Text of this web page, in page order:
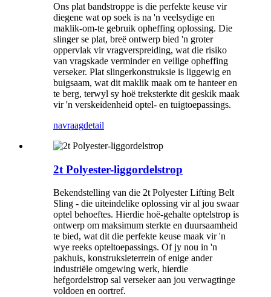
Ons plat bandstroppe is die perfekte keuse vir
diegene wat op soek is na 'n veelsydige en
maklik-om-te gebruik opheffing oplossing. Die
slinger se plat, breë ontwerp bied 'n groter
oppervlak vir vragverspreiding, wat die risiko
van vragskade verminder en veilige opheffing
verseker. Plat slingerkonstruksie is liggewig en
buigsaam, wat dit maklik maak om te hanteer en
te berg, terwyl sy hoë treksterkte dit geskik maak
vir 'n verskeidenheid optel- en tuigtoepassings.
navraagdetail
2t Polyester-liggordelstrop
Bekendstelling van die 2t Polyester Lifting Belt
Sling - die uiteindelike oplossing vir al jou swaar
optel behoeftes. Hierdie hoë-gehalte optelstrop is
ontwerp om maksimum sterkte en duursaamheid
te bied, wat dit die perfekte keuse maak vir 'n
wye reeks opteltoepassings. Of jy nou in 'n
pakhuis, konstruksieterrein of enige ander
industriële omgewing werk, hierdie
hefgordelstrop sal verseker aan jou verwagtinge
voldoen en oortref.